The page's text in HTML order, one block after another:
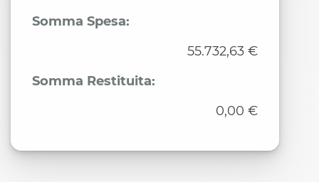
Somma Spesa:
55.732,63 €
Somma Restituita:
0,00 €